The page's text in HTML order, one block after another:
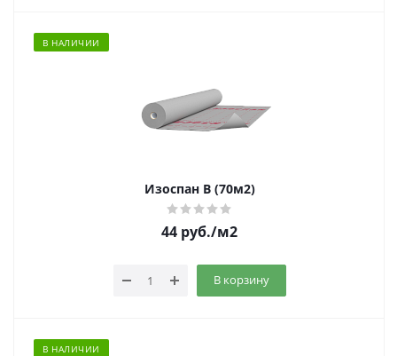
В НАЛИЧИИ
Изоспан B (70м2)
44 руб./м2
В корзину
В НАЛИЧИИ